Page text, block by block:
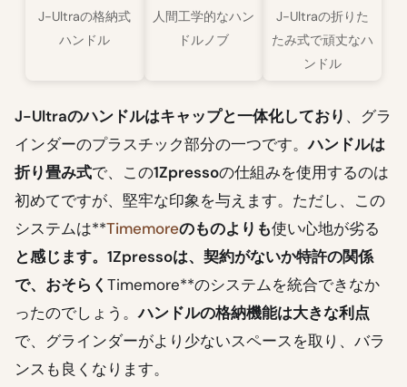
J-Ultraの格納式
ハンドル
人間工学的なハン
ドルノブ
J-Ultraの折りた
たみ式で頑丈なハ
ンドル
J-Ultraのハンドルはキャップと一体化しており 、グラ
インダーのプラスチック部分の一つです。ハンドルは
折り畳み式で、この1Zpressoの仕組みを使用するのは
初めてですが、堅牢な印象を与えます。ただし、この
システムは**Timemoreのものよりも使い心地が劣る
と感じます。 1Zpressoは、契約がないか特許の関係
で、おそらく Timemore**のシステムを統合できなか
ったのでしょう。ハンドルの格納機能は大きな利点
で、グラインダーがより少ないスペースを取り、バラ
ンスも良くなります。